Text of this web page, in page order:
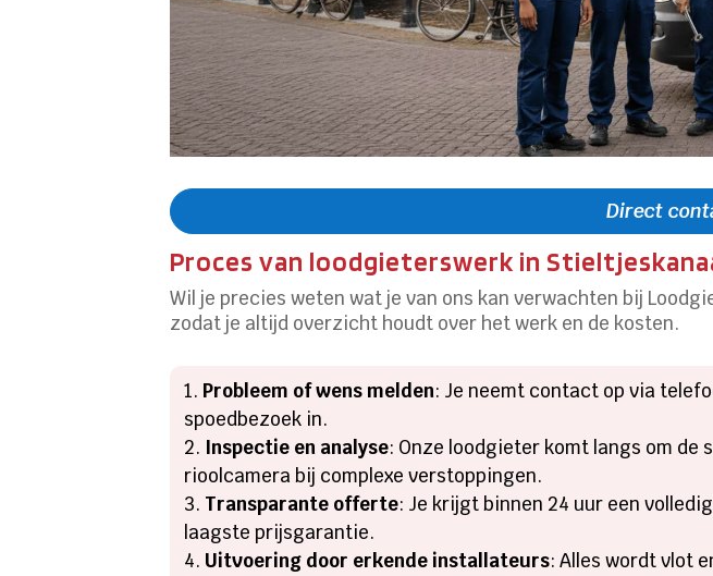
Direct
Proces van loodgieterswerk in
Wil je precies weten wat je van ons kan verwachten bij
zodat je altijd overzicht houdt over het werk en de kosten.
Probleem of wens melden: Je neemt contact op via
spoedbezoek in.
Inspectie en analyse: Onze loodgieter komt langs om
rioolcamera bij complexe verstoppingen.
Transparante offerte: Je krijgt binnen 24 uur een
laagste prijsgarantie.
Uitvoering door erkende installateurs: Alles wordt vlot